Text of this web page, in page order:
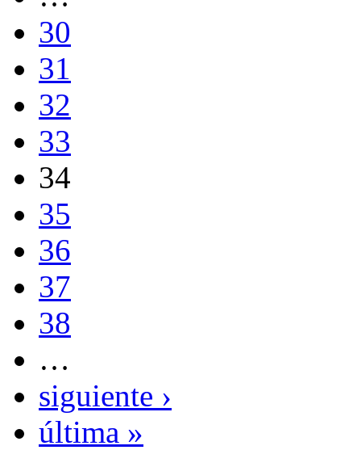
30
31
32
33
34
35
36
37
38
…
siguiente ›
última »